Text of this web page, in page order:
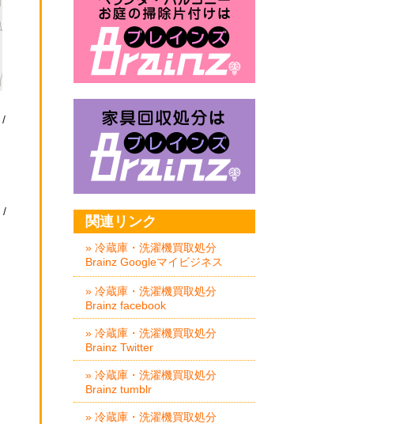
関連リンク
» 冷蔵庫・洗濯機買取処分
Brainz Googleマイビジネス
» 冷蔵庫・洗濯機買取処分
Brainz facebook
» 冷蔵庫・洗濯機買取処分
Brainz Twitter
» 冷蔵庫・洗濯機買取処分
Brainz tumblr
» 冷蔵庫・洗濯機買取処分